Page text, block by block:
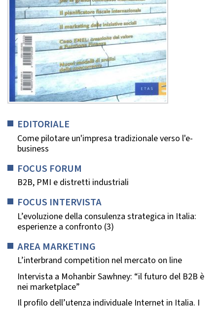
EDITORIALE
Come pilotare un'impresa tradizionale verso l'e-
business
FOCUS FORUM
B2B, PMI e distretti industriali
FOCUS INTERVISTA
L’evoluzione della consulenza strategica in Italia:
esperienze a confronto (3)
AREA MARKETING
L’interbrand competition nel mercato on line
Intervista a Mohanbir Sawhney: “il futuro del B2B è
nei marketplace”
Il profilo dell’utenza individuale Internet in Italia. I